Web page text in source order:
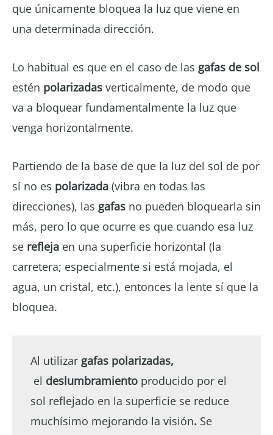
que únicamente bloquea la luz que viene en
una determinada dirección.
Lo habitual es que en el caso de las gafas de sol
estén polarizadas verticalmente, de modo que
va a bloquear fundamentalmente la luz que
venga horizontalmente.
Partiendo de la base de que la luz del sol de por
sí no es polarizada (vibra en todas las
direcciones), las gafas no pueden bloquearla sin
más, pero lo que ocurre es que cuando esa luz
se refleja en una superficie horizontal (la
carretera; especialmente si está mojada, el
agua, un cristal, etc.), entonces la lente sí que la
bloquea.
Al utilizar gafas polarizadas,
el deslumbramiento producido por el
sol reflejado en la superficie se reduce
muchísimo mejorando la visión. Se